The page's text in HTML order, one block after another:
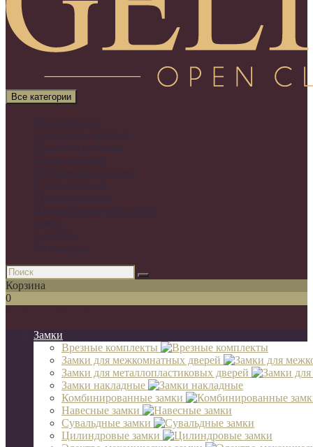
Все категории
Корзина
0
Замки
Врезные комплекты
Замки для межкомнатных дверей
Замки для металлопластиковых дверей
Замки накладные
Комбинированные замки
Навесные замки
Сувальдные замки
Цилиндровые замки